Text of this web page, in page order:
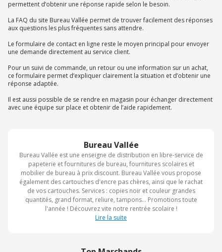
Bureau Vallée
Bureau Vallée est une enseigne de distribution en libre-service de
papeterie et fournitures de bureau, fournitures scolaires et
mobilier de bureau à prix discount. Bureau Vallée vous propose
également des cartouches d'encre pas chères, ainsi que le rachat
de vos cartouches. Services : copies noir et couleur grandes
quantités, grand format, reliure, tampons... Promotions toute
l'année ! Découvrez vite notre rentrée scolaire !
Lire la suite
permettent d’obtenir une réponse rapide selon le besoin.
La FAQ du site Bureau Vallée permet de trouver facilement des réponses
aux questions les plus fréquentes sans attendre.
Le formulaire de contact en ligne reste le moyen principal pour envoyer
une demande directement au service client.
Pour un suivi de commande, un retour ou une information sur un achat,
ce formulaire permet d’expliquer clairement la situation et d’obtenir une
réponse adaptée.
Il est aussi possible de se rendre en magasin pour échanger directement
avec une équipe sur place et obtenir de l’aide rapidement.